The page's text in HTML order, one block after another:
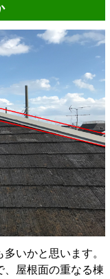
いかと思います。
、屋根面の重なる棟